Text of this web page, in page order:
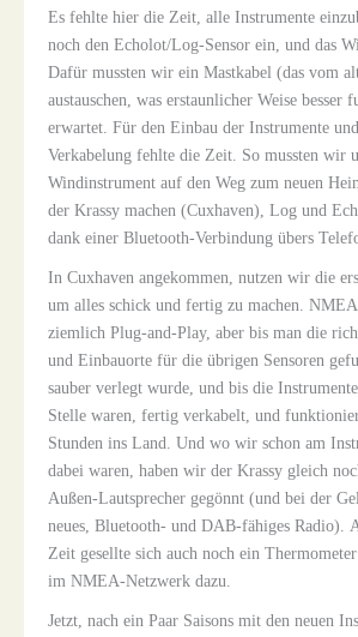
Es fehlte hier die Zeit, alle Instrumente
noch den Echolot/Log-Sensor ein, und das
Dafür mussten wir ein Mastkabel (das vom
austauschen, was erstaunlicher Weise besser
erwartet. Für den Einbau der Instrumente
Verkabelung fehlte die Zeit. So mussten wir
Windinstrument auf den Weg zum neuen
der Krassy machen (Cuxhaven), Log und
dank einer Bluetooth-Verbindung übers
In Cuxhaven angekommen, nutzen wir die
um alles schick und fertig zu machen.
ziemlich Plug-and-Play, aber bis man die
und Einbauorte für die übrigen Sensoren
sauber verlegt wurde, und bis die
Stelle waren, fertig verkabelt, und
Stunden ins Land. Und wo wir schon am
dabei waren, haben wir der Krassy gleich
Außen-Lautsprecher gegönnt (und bei der
neues, Bluetooth- und DAB-fähiges Radio).
Zeit gesellte sich auch noch ein
im NMEA-Netzwerk dazu.
Jetzt, nach ein Paar Saisons mit den neuen